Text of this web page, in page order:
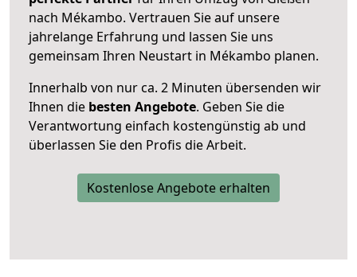
nach Mékambo. Vertrauen Sie auf unsere
jahrelange Erfahrung und lassen Sie uns
gemeinsam Ihren Neustart in Mékambo planen.
Innerhalb von nur ca. 2 Minuten übersenden wir
Ihnen die besten Angebote. Geben Sie die
Verantwortung einfach kostengünstig ab und
überlassen Sie den Profis die Arbeit.
Kostenlose Angebote erhalten